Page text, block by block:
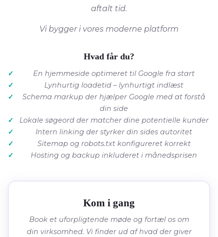
aftalt tid.
Vi bygger i vores moderne platform
Hvad får du?
En hjemmeside optimeret til Google fra start
Lynhurtig loadetid – lynhurtigt indlæst
Schema markup der hjælper Google med at forstå
din side
Lokale søgeord der matcher dine potentielle kunder
Intern linking der styrker din sides autoritet
Sitemap og robots.txt konfigureret korrekt
Hosting og backup inkluderet i månedsprisen
Kom i gang
Book et uforpligtende møde og fortæl os om
din virksomhed. Vi finder ud af hvad der giver